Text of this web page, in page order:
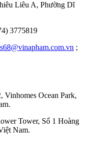
Liêu A, Phường Dĩ
3775819
;
Ocean Park,
Tower, Số 1 Hoàng
Nam.